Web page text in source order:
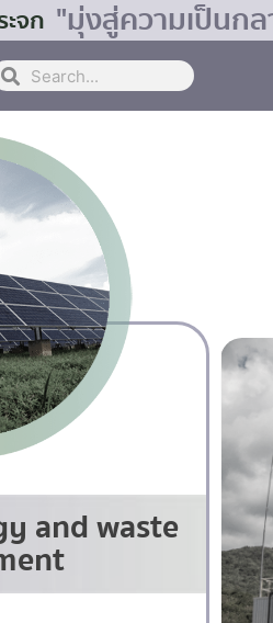
จก "มุ่งสู่ความเป็นก
and waste